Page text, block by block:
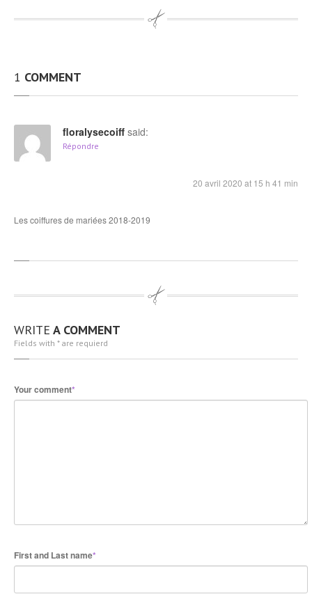
1 COMMENT
floralysecoiff said:
Répondre
20 avril 2020 at 15 h 41 min
Les coiffures de mariées 2018-2019
WRITE A COMMENT
Fields with * are requierd
Your comment*
First and Last name*